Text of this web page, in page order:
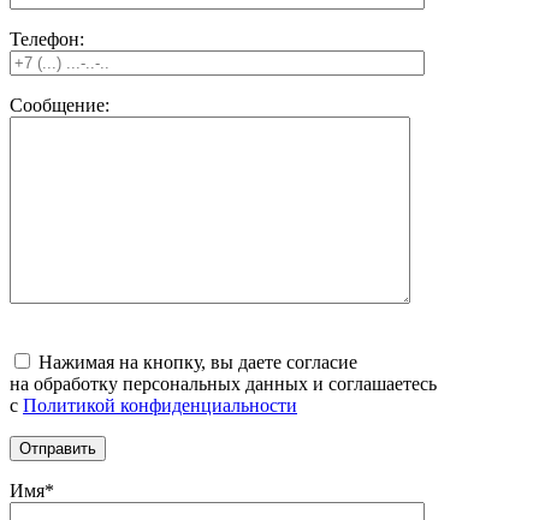
Телефон:
Сообщение:
Нажимая на кнопку, вы даете согласие
на обработку персональных данных и соглашаетесь
c Политикой конфиденциальности
Имя*